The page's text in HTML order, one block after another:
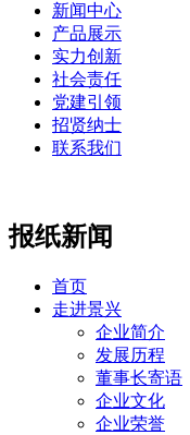
新闻中心
产品展示
实力创新
社会责任
党建引领
招贤纳士
联系我们
报纸新闻
首页
走进景兴
企业简介
发展历程
董事长寄语
企业文化
企业荣誉